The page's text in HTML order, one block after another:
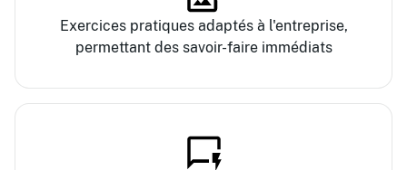
Exercices pratiques adaptés à l'entreprise,
permettant des savoir-faire immédiats